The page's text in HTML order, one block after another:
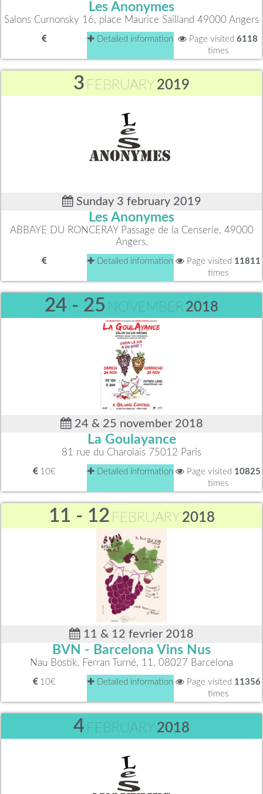
Les Anonymes
Salons Curnonsky 16, place Maurice Sailland 49000 Angers
Detailed information Page visited 6118
times
3 FEBRUARY 2019
Sunday 3 february 2019
Les Anonymes
ABBAYE DU RONCERAY Passage de la Censerie, 49000
Angers.
Detailed information Page visited 11811
times
24 - 25 NOVEMBER2018
24 & 25 november 2018
La Goulayance
81 rue du Charolais 75012 Paris
10€ Detailed information Page visited 10825
times
11 - 12 FEBRUARY 2018
11 & 12 fevrier 2018
BVN - Barcelona Vins Nus
Nau Bostik. Ferran Turné, 11, 08027 Barcelona
10€ Detailed information Page visited 11356
times
4 FEBRUARY 2018